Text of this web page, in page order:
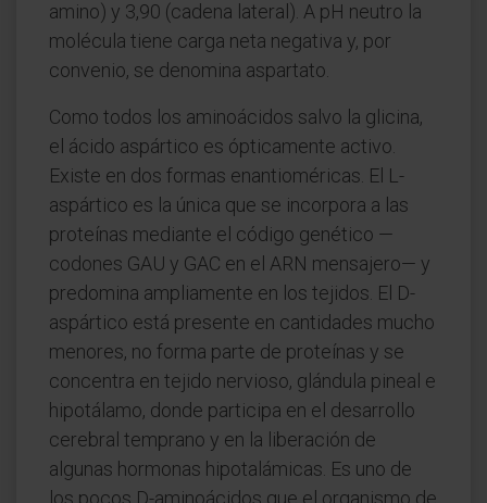
amino) y 3,90 (cadena lateral). A pH neutro la
molécula tiene carga neta negativa y, por
convenio, se denomina aspartato.
Como todos los aminoácidos salvo la glicina,
el ácido aspártico es ópticamente activo.
Existe en dos formas enantioméricas. El L-
aspártico es la única que se incorpora a las
proteínas mediante el código genético —
codones GAU y GAC en el ARN mensajero— y
predomina ampliamente en los tejidos. El D-
aspártico está presente en cantidades mucho
menores, no forma parte de proteínas y se
concentra en tejido nervioso, glándula pineal e
hipotálamo, donde participa en el desarrollo
cerebral temprano y en la liberación de
algunas hormonas hipotalámicas. Es uno de
los pocos D-aminoácidos que el organismo de